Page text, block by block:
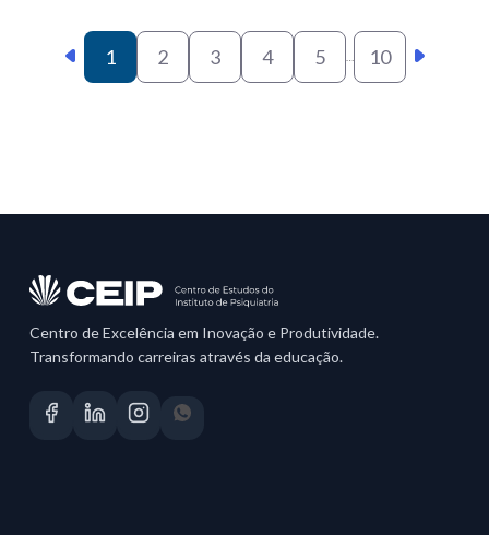
1 2 3 4 5 10
Centro de Excelência em Inovação e Produtividade.
Transformando carreiras através da educação.